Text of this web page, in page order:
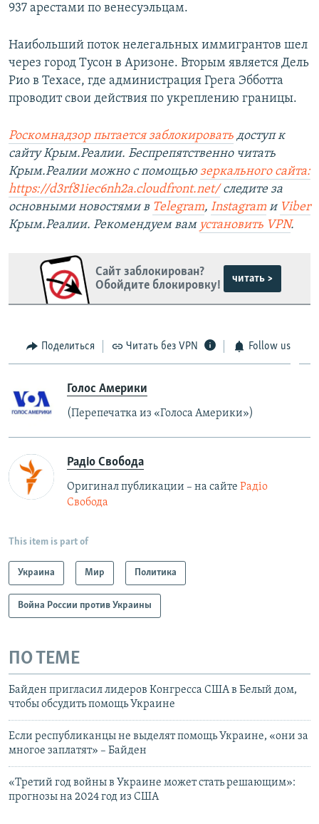
937 арестами по венесуэльцам.
Наибольший поток нелегальных иммигрантов шел
через город Тусон в Аризоне. Вторым является Дель
Рио в Техасе, где администрация Грега Эбботта
проводит свои действия по укреплению границы.
Роскомнадзор пытается заблокировать доступ к
сайту Крым.Реалии. Беспрепятственно читать
Крым.Реалии можно с помощью зеркального сайта:
https://d3rf81iec6nh2a.cloudfront.net/следите за
основными новостями в Telegram, Instagram и Viber
Крым.Реалии. Рекомендуем вам установить VPN.
Сайт заблокирован?
Обойдите блокировку!
читать >
Поделиться Читать без VPN Follow us
Голос Америки
(Перепечатка из «Голоса Америки»)
Радіо Свобода
Оригинал публикации – на сайте Радіо
Свобода
This item is part of
Украина Мир Политика
Война России против Украины
ПО ТЕМЕ
Байден пригласил лидеров Конгресса США в Белый дом,
чтобы обсудить помощь Украине
Если республиканцы не выделят помощь Украине, «они за
многое заплатят» – Байден
«Третий год войны в Украине может стать решающим»:
прогнозы на 2024 год из США